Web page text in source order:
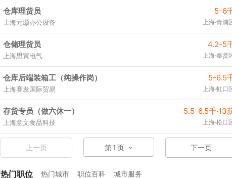
仓库理货员 5-6
上海元灏办公设备 上海·青浦
仓储理货员 4.2-5
上海思寅电气 上海·奉贤
仓库后端装箱工（纯操作岗） 5-6.5
上海赛发国际贸易 上海·虹口
存货专员（做六休一） 5.5-6.5千·13
上海意文食品科技 上海·松江
上一页 第1 页 下一页
热门职位 热门城市 职位百科 城市服务